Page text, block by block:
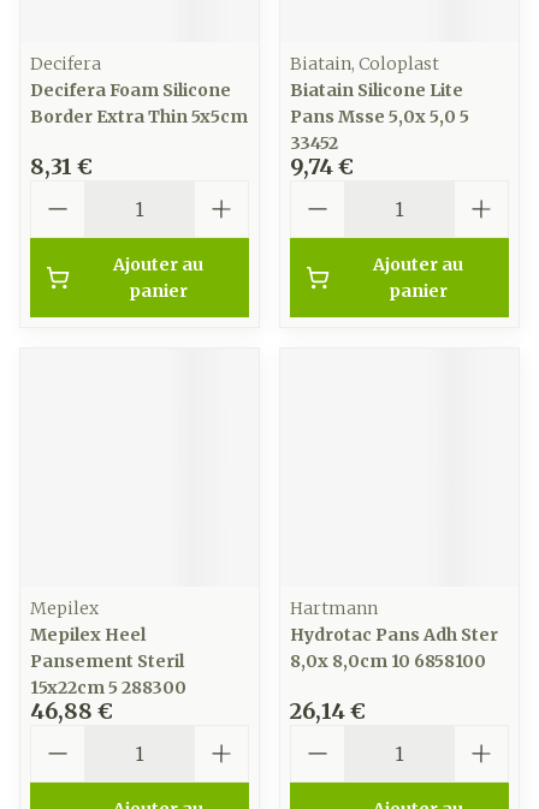
Decifera
Decifera Foam Silicone
Border Extra Thin 5x5cm
8,31 €
Ajouter au
panier
Biatain, Coloplast
Biatain Silicone Lite
Pans Msse 5,0x 5,0 5
33452
9,74 €
Ajouter au
panier
Mepilex
Mepilex Heel
Pansement Steril
15x22cm 5 288300
46,88 €
Hartmann
Hydrotac Pans Adh Ster
8,0x 8,0cm 10 6858100
26,14 €